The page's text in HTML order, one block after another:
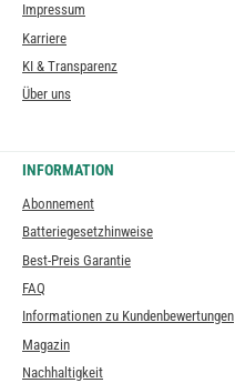
Impressum
Karriere
KI & Transparenz
Über uns
INFORMATION
Abonnement
Batteriegesetzhinweise
Best-Preis Garantie
FAQ
Informationen zu Kundenbewertungen
Magazin
Nachhaltigkeit